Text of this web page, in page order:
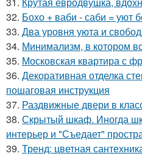
32. Бохо + ваби - саби = уют
33. Два уровня уюта и
34. Минимализм, в котором
35. Московская квартира с
36. Декоративная отделка
пошаговая инструкция
37. Раздвижные двери в
38. Скрытый шкаф. Иногда
интерьер и "Съедает"
39. Тренд: цветная